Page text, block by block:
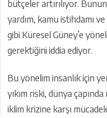
bütçeler artırılıyor.
yardım, kamu istihdamı
gibi Küresel Güney’e
gerektiğini iddia ediyor.
Bu yönelim insanlık için
yıkım riski, dünya
iklim krizine karşı